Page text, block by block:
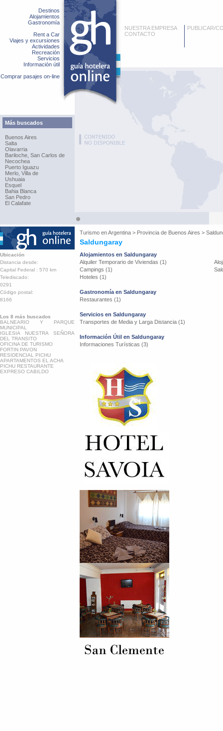
Destinos
Alojamientos
Gastronomía
Rent a Car
Viajes y excursiones
Actividades
Recreación
Servicios
Información útil
Comprar pasajes on-line
Más buscados
Buenos Aires
Salta
Olavarria
Bariloche, San Carlos de
Necochea
Puerto Iguazu
Merlo, Villa de
Ushuaia
Esquel
Bahia Blanca
San Pedro
El Calafate
NUESTRA EMPRESA
CONTACTO
PUBLICAR/
Turismo enArgentina > Provincia de Buenos Aires >
Saldungaray
Ubicación
Distancia desde:
Capital Federal : 570 km
Telediscado:
0291
Código postal:
8166
Los 8 más buscados
BALNEARIO Y PARQUE
MUNICIPAL
IGLESIA NUESTRA SEÑORA
DEL TRANSITO
OFICINA DE TURISMO
FORTIN PAVON
RESIDENCIAL PICHU
APARTAMENTOS EL ACHA
PICHU RESTAURANTE
EXPRESO CABILDO
Alojamientos en Saldungaray
Alquiler Temporario de Viviendas (1)
Campings (1)
Hoteles (1)
Gastronomía en Saldungaray
Restaurantes (1)
Servicios en Saldungaray
Transportes de Media y Larga Distancia (1)
Información Útil en Saldungaray
Informaciones Turísticas (3)